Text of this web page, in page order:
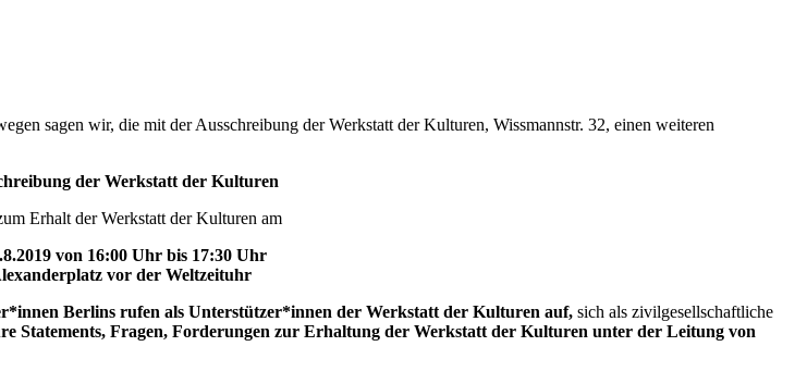
sagen wir, die mit der Ausschreibung der Werkstatt der Kulturen, Wissmannstr. 32, einen weiteren
der Werkstatt der Kulturen
Erhalt der Werkstatt der Kulturen am
von 16:00 Uhr bis 17:30 Uhr
vor der Weltzeituhr
Berlins rufen als Unterstützer*innen der Werkstatt der Kulturen auf, sich als zivilgesellschaftliche
Statements, Fragen, Forderungen zur Erhaltung der Werkstatt der Kulturen unter der Leitung von